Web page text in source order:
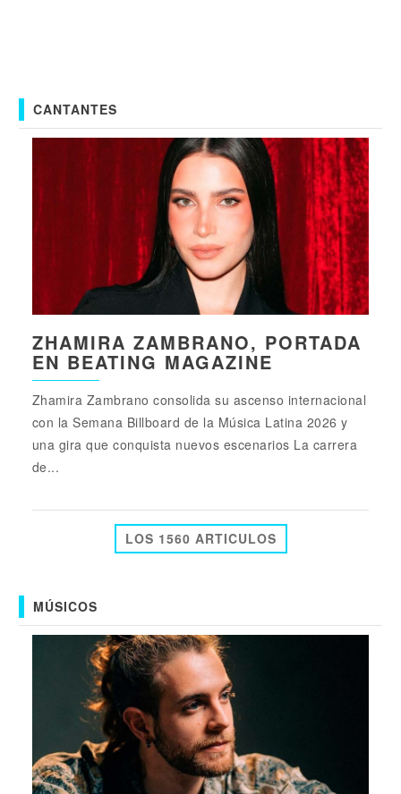
CANTANTES
ZHAMIRA ZAMBRANO, PORTADA
EN BEATING MAGAZINE
Zhamira Zambrano consolida su ascenso internacional
con la Semana Billboard de la Música Latina 2026 y
una gira que conquista nuevos escenarios La carrera
de...
LOS 1560 ARTICULOS
MÚSICOS